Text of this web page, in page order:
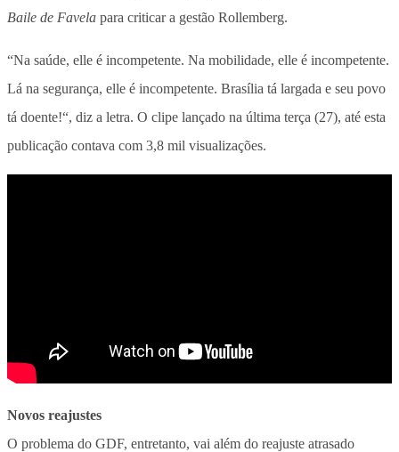
Baile de Favela para criticar a gestão Rollemberg.
“Na saúde, elle é incompetente. Na mobilidade, elle é incompetente.
Lá na segurança, elle é incompetente. Brasília tá largada e seu povo
tá doente!“, diz a letra. O clipe lançado na última terça (27), até esta
publicação contava com 3,8 mil visualizações.
Novos reajustes
O problema do GDF, entretanto, vai além do reajuste atrasado